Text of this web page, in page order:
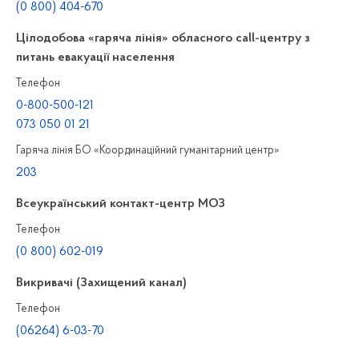
(0 800) 404-670
Цілодобова «гаряча лінія» обласного call-центру з
питань евакуації населення
Телефон
0-800-500-121
073 050 01 21
Гаряча лінія БО «Координаційний гуманітарний центр»
203
Всеукраїнський контакт-центр МОЗ
Телефон
(0 800) 602-019
Викривачі (Захищений канал)
Телефон
(06264) 6-03-70